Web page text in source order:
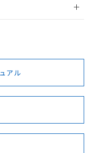
録
前に、以下を必ずお読
BV型式承認
（フランス
KR型式
（韓国
No No
アル